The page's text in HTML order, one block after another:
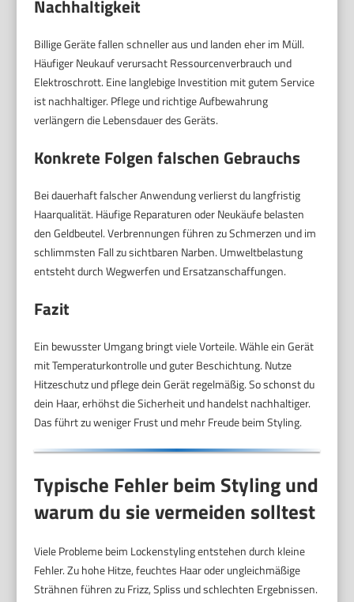
Nachhaltigkeit
Billige Geräte fallen schneller aus und landen eher im Müll.
Häufiger Neukauf verursacht Ressourcenverbrauch und
Elektroschrott. Eine langlebige Investition mit gutem Service
ist nachhaltiger. Pflege und richtige Aufbewahrung
verlängern die Lebensdauer des Geräts.
Konkrete Folgen falschen Gebrauchs
Bei dauerhaft falscher Anwendung verlierst du langfristig
Haarqualität. Häufige Reparaturen oder Neukäufe belasten
den Geldbeutel. Verbrennungen führen zu Schmerzen und im
schlimmsten Fall zu sichtbaren Narben. Umweltbelastung
entsteht durch Wegwerfen und Ersatzanschaffungen.
Fazit
Ein bewusster Umgang bringt viele Vorteile. Wähle ein Gerät
mit Temperaturkontrolle und guter Beschichtung. Nutze
Hitzeschutz und pflege dein Gerät regelmäßig. So schonst du
dein Haar, erhöhst die Sicherheit und handelst nachhaltiger.
Das führt zu weniger Frust und mehr Freude beim Styling.
Typische Fehler beim Styling und
warum du sie vermeiden solltest
Viele Probleme beim Lockenstyling entstehen durch kleine
Fehler. Zu hohe Hitze, feuchtes Haar oder ungleichmäßige
Strähnen führen zu Frizz, Spliss und schlechten Ergebnissen.